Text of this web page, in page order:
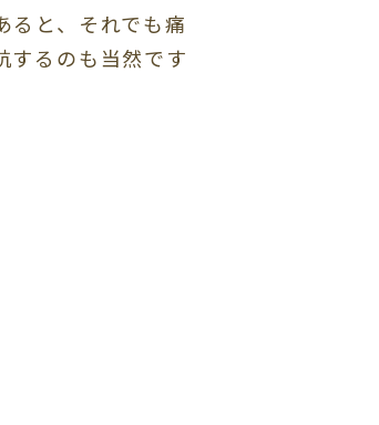
ると、それでも痛
するのも当然です